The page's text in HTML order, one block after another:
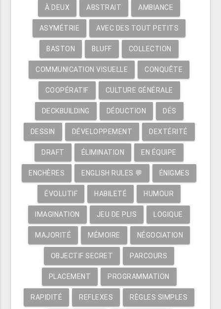
À DEUX ABSTRAIT AMBIANCE
ASYMÉTRIE AVEC DES TOUT PETITS
BASTON BLUFF COLLECTION
COMMUNICATION VISUELLE CONQUÊTE
COOPÉRATIF CULTURE GÉNÉRALE
DECKBUILDING DÉDUCTION DÉS
DESSIN DÉVELOPPEMENT DEXTÉRITÉ
DRAFT ÉLIMINATION EN ÉQUIPE
ENCHÈRES ENGLISH RULES 💬 ÉNIGMES
ÉVOLUTIF HABILETÉ HUMOUR
IMAGINATION JEU DE PLIS LOGIQUE
MAJORITÉ MÉMOIRE NÉGOCIATION
OBJECTIF SECRET PARCOURS
PLACEMENT PROGRAMMATION
RAPIDITÉ REFLEXES RÈGLES SIMPLES